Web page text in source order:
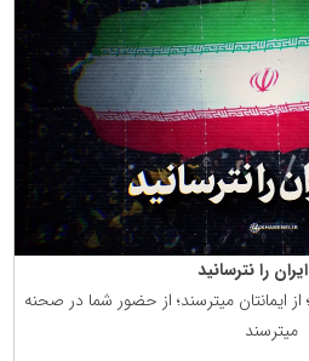
را نترسانید
ایمانتان میترسند؛ از حضور شما در صحنه
میترسند